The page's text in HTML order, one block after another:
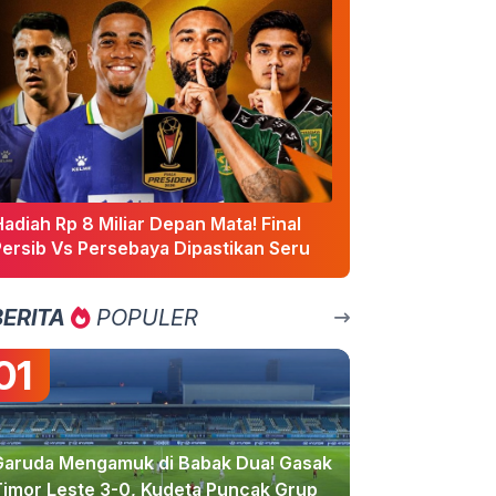
Rp 8 Miliar Depan Mata! Final
Vs Persebaya Dipastikan Seru
POPULER
Mengamuk di Babak Dua! Gasak
Leste 3-0, Kudeta Puncak Grup